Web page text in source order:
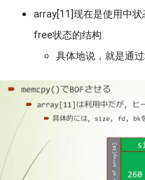
array[11]现在是使用中
free状态的结构
具体地说，就是通